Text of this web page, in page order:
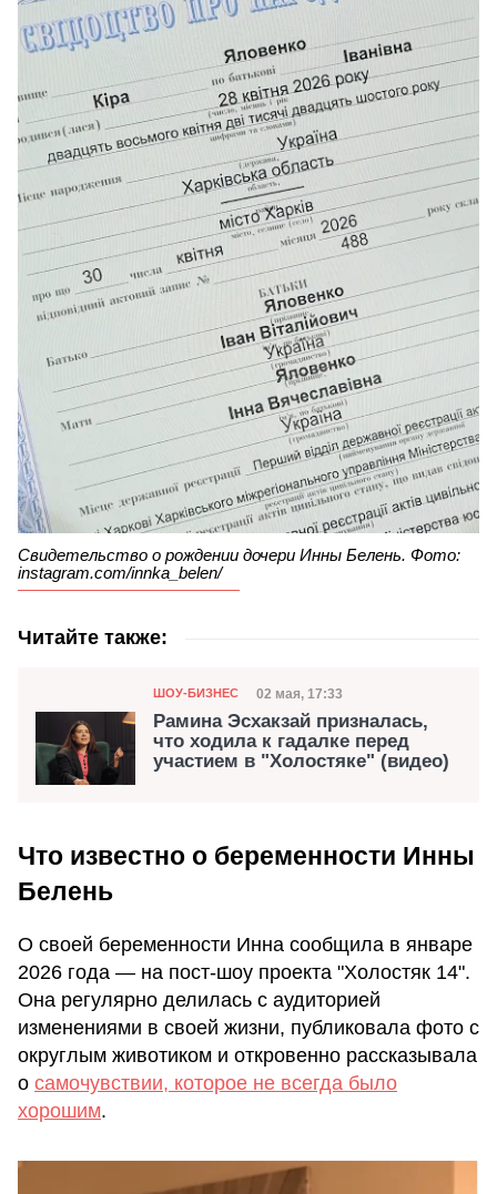
Свидетельство о рождении дочери Инны Белень. Фото:
instagram.com/innka_belen/
Читайте также:
Категория
ШОУ-БИЗНЕС Дата публикации
02 мая, 17:33
Рамина Эсхакзай призналась,
что ходила к гадалке перед
участием в "Холостяке" (видео)
Что известно о беременности Инны
Белень
О своей беременности Инна сообщила в январе
2026 года — на пост-шоу проекта "Холостяк 14".
Она регулярно делилась с аудиторией
изменениями в своей жизни, публиковала фото с
округлым животиком и откровенно рассказывала
о самочувствии, которое не всегда было
хорошим.